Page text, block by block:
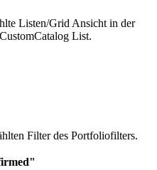
Listen/Grid Ansicht in der
List.
Filter des Portfoliofilters.